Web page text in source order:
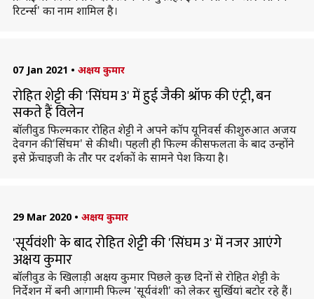
रिटर्न्स' का नाम शामिल है।
07 Jan 2021 • अक्षय कुमार
रोहित शेट्टी की 'सिंघम 3' में हुई जैकी श्रॉफ की एंट्री, बन
सकते हैं विलेन
बॉलीवुड फिल्मकार रोहित शेट्टी ने अपने कॉप यूनिवर्स की शुरुआत अजय
देवगन की 'सिंघम' से की थी। पहली ही फिल्म की सफलता के बाद उन्होंने
इसे फ्रेंचाइजी के तौर पर दर्शकों के सामने पेश किया है।
29 Mar 2020 • अक्षय कुमार
'सूर्यवंशी' के बाद रोहित शेट्टी की 'सिंघम 3' में नजर आएंगे
अक्षय कुमार
बॉलीवुड के खिलाड़ी अक्षय कुमार पिछले कुछ दिनों से रोहित शेट्टी के
निर्देशन में बनी आगामी फिल्म 'सूर्यवंशी' को लेकर सुर्खियां बटोर रहे हैं।